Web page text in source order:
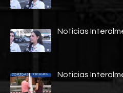
Noticias
Noticias